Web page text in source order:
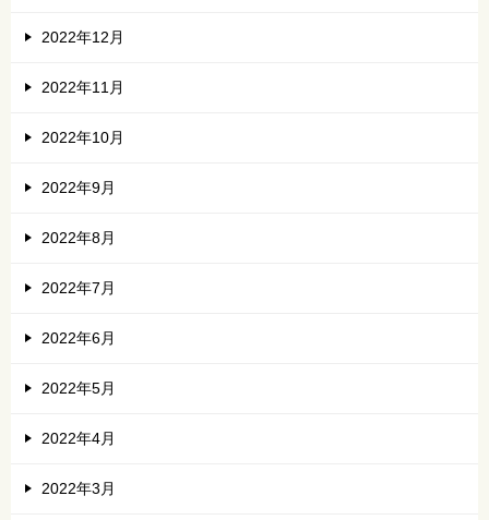
2022年12月
2022年11月
2022年10月
2022年9月
2022年8月
2022年7月
2022年6月
2022年5月
2022年4月
2022年3月